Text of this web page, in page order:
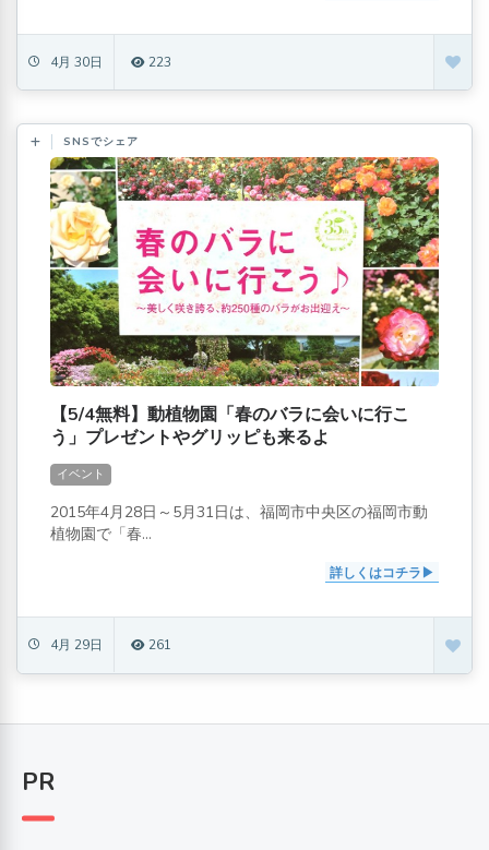
4月 30日 223
SNSでシェア
【5/4無料】動植物園「春のバラに会いに行こ
う」プレゼントやグリッピも来るよ
イベント
2015年4月28日～5月31日は、福岡市中央区の福岡市動
植物園で「春...
詳しくはコチラ
4月 29日 261
PR